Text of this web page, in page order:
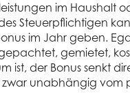
im Haushalt
Steuerpflichtigen
im Jahr geben.
gemietet,
ist, der Bonus senkt
zwar unabhängig vom